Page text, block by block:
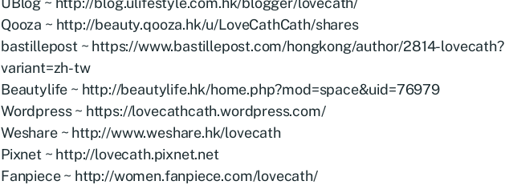
Qooza ~ http://beauty.qooza.hk/u/LoveCathCath/shares
bastillepost ~ https://www.bastillepost.com/hongkong/author/2814-lovecath?
variant=zh-tw
Beautylife ~ http://beautylife.hk/home.php?mod=space&uid=76979
Wordpress ~ https://lovecathcath.wordpress.com/
Weshare ~ http://www.weshare.hk/lovecath
Pixnet ~ http://lovecath.pixnet.net
Fanpiece ~ http://women.fanpiece.com/lovecath/